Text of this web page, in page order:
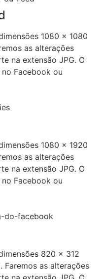
1080 x 1080
as alterações
na extensão JPG. O
Facebook ou
1080 x 1920
as alterações
na extensão JPG. O
Facebook ou
820 x 312
Faremos as alterações